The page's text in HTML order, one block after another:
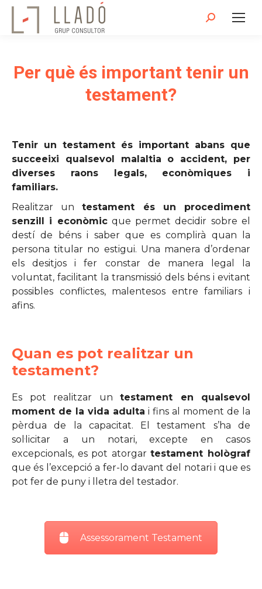
Search:
Per què és important tenir un
testament?
Tenir un testament és important abans que
succeeixi qualsevol malaltia o accident, per
diverses raons legals, econòmiques i
familiars.
Realitzar untestament és un procediment
senzill i econòmicque permet decidir sobre el
destí de béns i saber que es complirà quan la
persona titular no estigui. Una manera d’ordenar
els desitjos i fer constar de manera legal la
voluntat, facilitant la transmissió dels béns i evitant
possibles conflictes, malentesos entre familiars i
afins.
Quan es pot realitzar un
testament?
Es pot realitzar un testament en qualsevol
moment de la vida adulta i fins al moment de la
pèrdua de la capacitat. El testament s’ha de
sol·licitar a un notari, excepte en casos
excepcionals, es pot atorgartestament hològraf
que és l’excepció a fer-lo davant del notari i que es
pot fer de puny i lletra del testador.
Assessorament Testament